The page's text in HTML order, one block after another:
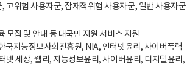
고위험 사용자군, 잠재적위험 사용자군, 일반 사용자군
모집 및 안내 등 대국민 지원 서비스 지원
국지능정보사회진흥원, NIA, 인터넷윤리, 사이버폭력
넷 세상, 웰리, 지능정보윤리, 사이버윤리, 디지털윤리,